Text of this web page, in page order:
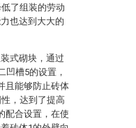
了组装的劳动
也达到大大的
式砌块，通过
凹槽5的设置，
且能够防止砖体
，达到了提高
配合设置，在使